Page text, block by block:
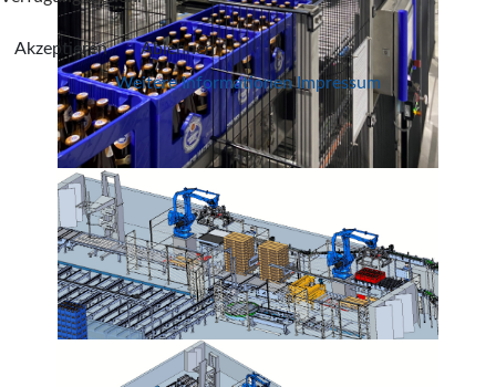
Akzeptieren
Ablehnen
Weitere Informationen Impressum